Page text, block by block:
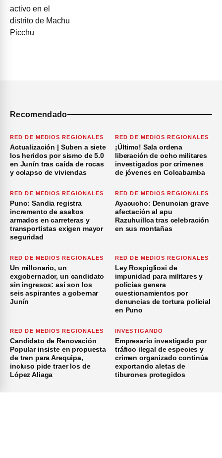
Recomendado
RED DE MEDIOS REGIONALES
Actualización | Suben a siete
los heridos por sismo de 5.0
en Junín tras caída de rocas
y colapso de viviendas
RED DE MEDIOS REGIONALES
¡Último! Sala ordena
liberación de ocho militares
investigados por crímenes
de jóvenes en Colcabamba
RED DE MEDIOS REGIONALES
Puno: Sandia registra
incremento de asaltos
armados en carreteras y
transportistas exigen mayor
seguridad
RED DE MEDIOS REGIONALES
Ayacucho: Denuncian grave
afectación al apu
Razuhuillca tras celebración
en sus montañas
RED DE MEDIOS REGIONALES
Un millonario, un
exgobernador, un candidato
sin ingresos: así son los
seis aspirantes a gobernar
Junín
RED DE MEDIOS REGIONALES
Ley Rospigliosi de
impunidad para militares y
policías genera
cuestionamientos por
denuncias de tortura policial
en Puno
RED DE MEDIOS REGIONALES
Candidato de Renovación
Popular insiste en propuesta
de tren para Arequipa,
incluso pide traer los de
López Aliaga
INVESTIGANDO
Empresario investigado por
tráfico ilegal de especies y
crimen organizado continúa
exportando aletas de
tiburones protegidos